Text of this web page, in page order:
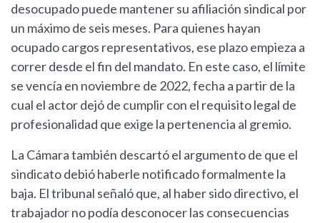
desocupado puede mantener su afiliación sindical por
un máximo de seis meses. Para quienes hayan
ocupado cargos representativos, ese plazo empieza a
correr desde el fin del mandato. En este caso, el límite
se vencía en noviembre de 2022, fecha a partir de la
cual el actor dejó de cumplir con el requisito legal de
profesionalidad que exige la pertenencia al gremio.
La Cámara también descartó el argumento de que el
sindicato debió haberle notificado formalmente la
baja. El tribunal señaló que, al haber sido directivo, el
trabajador no podía desconocer las consecuencias